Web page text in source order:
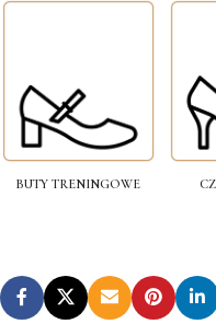
BUTY TRENINGOWE